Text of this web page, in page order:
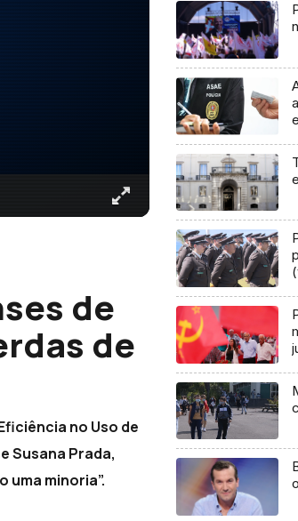
de
de
no Uso de
Susana Prada,
minoria”.